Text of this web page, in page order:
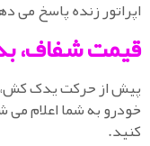
زنده پاسخ می
شفاف،
از حرکت یدک کش،
به شما اعلام می